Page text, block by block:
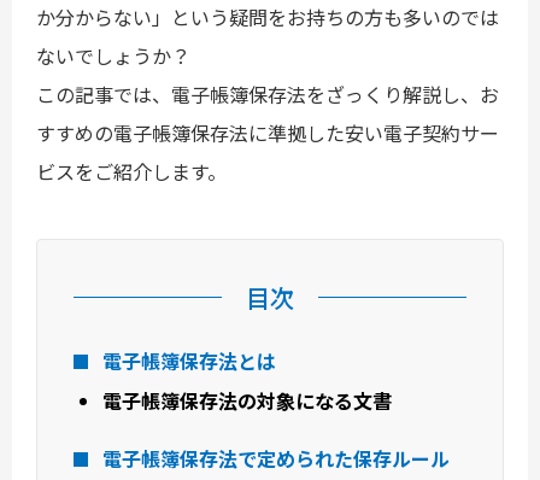
か分からない」という疑問をお持ちの方も多いのでは
ないでしょうか？
この記事では、電子帳簿保存法をざっくり解説し、お
すすめの電子帳簿保存法に準拠した安い電子契約サー
ビスをご紹介します。
目次
電子帳簿保存法とは
電子帳簿保存法の対象になる文書
電子帳簿保存法で定められた保存ルール